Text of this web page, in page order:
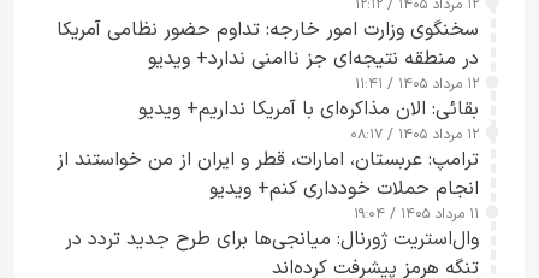
۱۲ مرداد ۱۴۰۵ / ۱۲:۱۲
سخنگوی وزارت امور خارجه: تداوم حضور نظامی آمریکا
در منطقه نتیجه‌ای جز ناامنی ندارد+ ویدیو
۱۲ مرداد ۱۴۰۵ / ۱۱:۴۱
بقائی: الان مذاکره‌ای با آمریکا نداریم+ ویدیو
۱۲ مرداد ۱۴۰۵ / ۰۸:۱۷
ترامپ: عربستان، امارات، قطر و ایران از من خواستند از
انجام حملات خودداری کنم+ ویدیو
۱۱ مرداد ۱۴۰۵ / ۱۹:۰۴
وال‌استریت ژورنال: میانجی‌ها برای طرح جدید تردد در
تنگه هرمز پیشرفت کرده‌اند